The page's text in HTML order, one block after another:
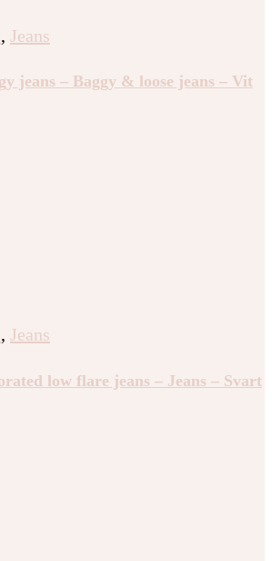
, Jeans
jeans – Baggy & loose jeans – Vit
, Jeans
low flare jeans – Jeans – Svart